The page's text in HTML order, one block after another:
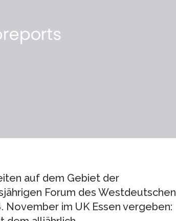
auf dem Gebiet der
Forum des Westdeutschen
November im UK Essen vergeben: